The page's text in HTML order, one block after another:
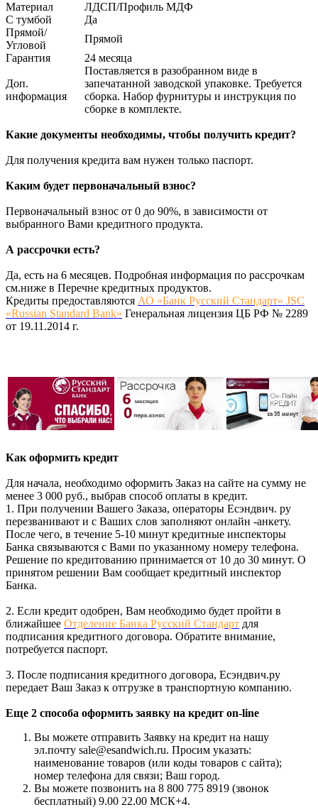
Материал
ЛДСП/Профиль МДФ
С тумбой
Да
Прямой/
Угловой
Прямой
Гарантия
24 месяца
Доп.
информация
Поставляется в разобранном виде в
запечатанной заводской упаковке. Требуется
сборка. Набор фурнитуры и инструкция по
сборке в комплекте.
Какие документы необходимы, чтобы получить кредит?
Для получения кредита вам нужен только паспорт.
Каким будет первоначальный взнос?
Первоначальный взнос от 0 до 90%, в зависимости от
выбранного Вами кредитного продукта.
А рассрочки есть?
Да, есть на 6 месяцев. Подробная информация по рассрочкам
см.ниже в Перечне кредитных продуктов.
Кредиты предоставляются АО «Банк Русский Стандарт» JSC
«Russian Standard Bank» Генеральная лицензия ЦБ РФ № 2289
от 19.11.2014 г.
Как оформить кредит
Для начала, необходимо оформить Заказ на сайте на сумму не
менее 3 000 руб., выбрав способ оплаты в кредит.
1. При получении Вашего Заказа, операторы Есэндвич. ру
перезванивают и с Ваших слов заполняют онлайн -анкету.
После чего, в течение 5-10 минут кредитные инспекторы
Банка связываются с Вами по указанному номеру телефона.
Решение по кредитованию принимается от 10 до 30 минут. О
принятом решении Вам сообщает кредитный инспектор
Банка.
2. Если кредит одобрен, Вам необходимо будет пройти в
ближайшее Отделение Банка Русский Стандарт для
подписания кредитного договора. Обратите внимание,
потребуется паспорт.
3. После подписания кредитного договора, Есэндвич.ру
передает Ваш Заказ к отгрузке в транспортную компанию.
Еще 2 способа оформить заявку на кредит on-line
Вы можете отправить Заявку на кредит на нашу
эл.почту sale@esandwich.ru. Просим указать:
наименование товаров (или коды товаров с сайта);
номер телефона для связи; Ваш город.
Вы можете позвонить на 8 800 775 8919 (звонок
бесплатный) 9.00 22.00 МСК+4.